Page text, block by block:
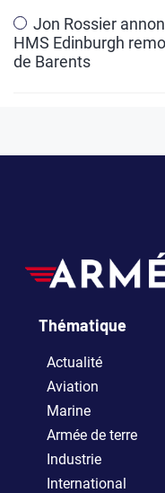
Jon Rossier
HMS Edinburgh
de Barents
Thématique
Actualité
Aviation
Marine
Armée de terre
Industrie
International